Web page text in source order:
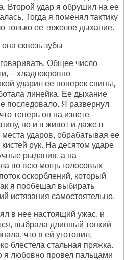
Второй удар я обрушил на ее
Тогда я поменял тактику
только ее тяжелое дыхание.
сквозь зубы
Общее число
– хладнокровно
ударил ее поперек спины,
линейка. Ее дыхание
последовало. Я развернул
теперь он на излете
но и в живот и даже в
ударов, обрабатывая ее
рук. На десятом ударе
рыдания, а на
во всю мощь голосовых
оскорблений, который
я пообещал выбирать
истязания самостоятельно.
в нее настоящий ужас, и
выбрала длинный тонкий
что я ей уготовил,
блестела стальная пряжка.
я любовно провел пальцами